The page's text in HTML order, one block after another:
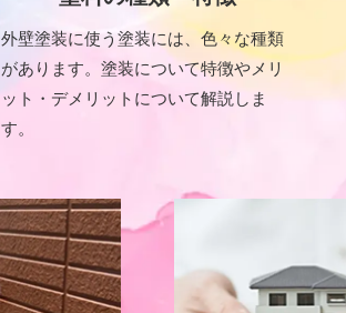
外壁塗装に使う塗装には、色々な種類
があります。塗装について特徴やメリ
ット・デメリットについて解説しま
す。